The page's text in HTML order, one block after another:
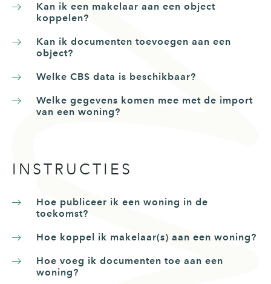
Kan ik een makelaar aan een object
koppelen?
Kan ik documenten toevoegen aan een
object?
Welke CBS data is beschikbaar?
Welke gegevens komen mee met de import
van een woning?
INSTRUCTIES
Hoe publiceer ik een woning in de
toekomst?
Hoe koppel ik makelaar(s) aan een woning?
Hoe voeg ik documenten toe aan een
woning?